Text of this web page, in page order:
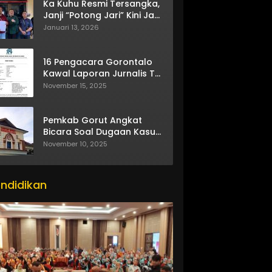
Ka Kuhu Resmi Tersangka,
Janji “Potong Jari” Kini Jadi
Bumerang
Januari 13, 2026
16 Pengacara Gorontalo
Kawal Laporan Jurnalis TV
One
November 15, 2025
Pemkab Gorut Angkat
Bicara Soal Dugaan Kasus
Asusila Oknum ASN
November 10, 2025